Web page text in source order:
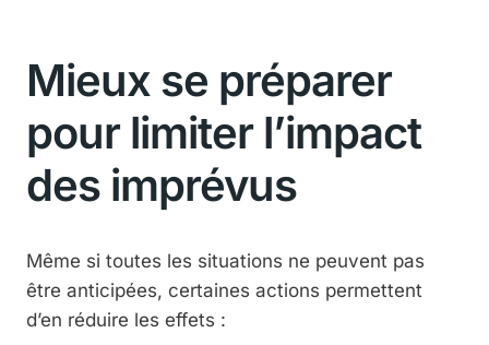
Mieux se préparer
pour limiter l’impact
des imprévus
Même si toutes les situations ne peuvent pas
être anticipées, certaines actions permettent
d’en réduire les effets :